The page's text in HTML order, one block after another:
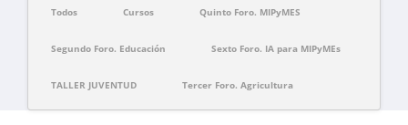
Todos Cursos Quinto Foro. MIPyMES
Segundo Foro. Educación Sexto Foro. IA para MIPyMEs
TALLER JUVENTUD Tercer Foro. Agricultura